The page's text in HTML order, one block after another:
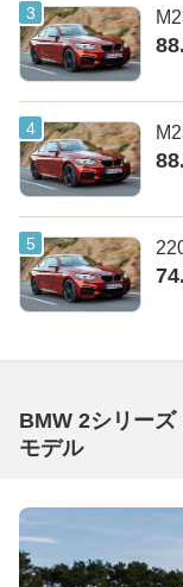
BMW 2シリーズ
モデル